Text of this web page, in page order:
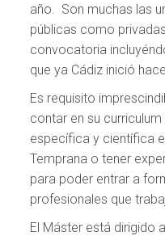
año. Son muchas las
públicas como
convocatoria
que ya Cádiz inició
Es requisito
contar en su
específica y científica
Temprana o tener
para poder entrar a
profesionales que
El Máster está dirigido